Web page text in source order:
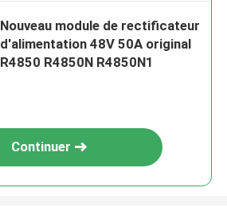
Nouveau module de rectificateur
d'alimentation 48V 50A original
R4850 R4850N R4850N1
Continuer